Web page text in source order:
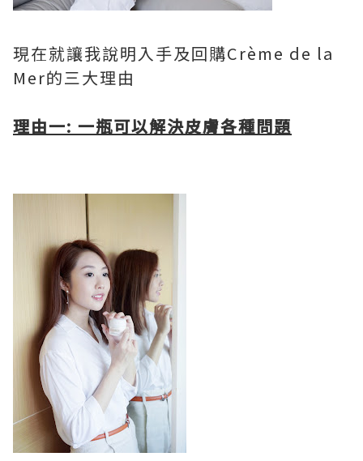
現在就讓我說明入手及回購Crème de la
Mer的三大理由
理由一: 一瓶可以解決皮膚各種問題